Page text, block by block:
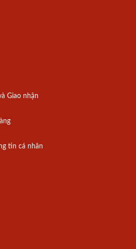
Giao nhận
tin cá nhân